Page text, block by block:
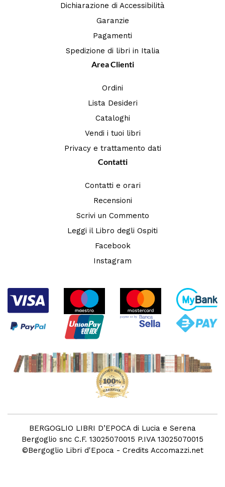
Dichiarazione di Accessibilità
Garanzie
Pagamenti
Spedizione di libri in Italia
Area Clienti
Ordini
Lista Desideri
Cataloghi
Vendi i tuoi libri
Privacy e trattamento dati
Contatti
Contatti e orari
Recensioni
Scrivi un Commento
Leggi il Libro degli Ospiti
Facebook
Instagram
BERGOGLIO LIBRI D’EPOCA di Lucia e Serena
Bergoglio snc C.F. 13025070015 P.IVA 13025070015
©Bergoglio Libri d'Epoca - Credits Accomazzi.net